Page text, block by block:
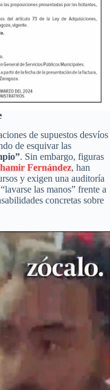
de supuestos desvíos
de esquivar las
. Sin embargo, figuras
Fernández, han
y exigen una auditoría
las manos” frente a
concretas sobre